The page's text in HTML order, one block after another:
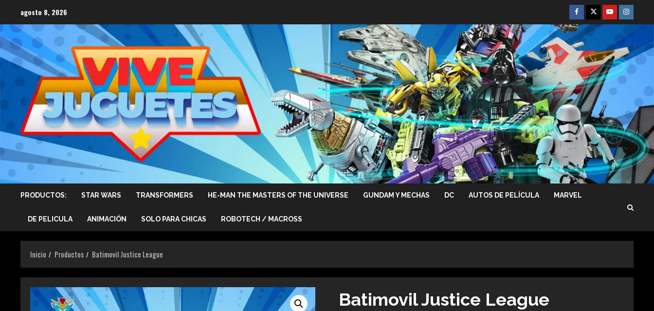
contenido
agosto 8, 2026 Facebook
TwitterYoutube
PRODUCTOS: STAR WARS TRANSFORMERS HE-MAN THE MASTERS OF THE UNIVERSE GUNDAM Y MECHAS DC AUTOS DE PELÍCULA MARVEL
DE PELICULA ANIMACIÓN SOLO PARA CHICAS ROBOTECH / MACROSS
Inicio Productos Batimovil Justice League
Batimovil Justice League